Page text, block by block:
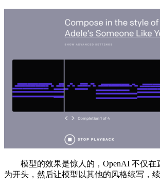
模型的效果是惊人的，OpenAI 不仅在
为开头，然后让模型以其他的风格续写，